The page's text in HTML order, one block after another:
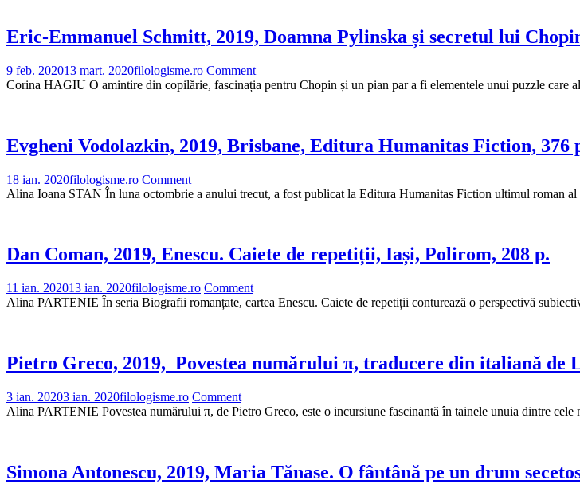
Eric-Emmanuel Schmitt, 2019, Doamna Pylinska și secretul lui
9 feb. 202013 mart. 2020filologisme.ro Comment
Corina HAGIU O amintire din copilărie, fascinația pentru Chopin și un pian par a fi elementele unui puzzle care
Evgheni Vodolazkin, 2019, Brisbane, Editura Humanitas Fiction, 376
18 ian. 2020filologisme.ro Comment
Alina Ioana STAN În luna octombrie a anului trecut, a fost publicat la Editura Humanitas Fiction ultimul roman
Dan Coman, 2019, Enescu. Caiete de repetiții, Iași, Polirom, 208 p.
11 ian. 202013 ian. 2020filologisme.ro Comment
Alina PARTENIE În seria Biografii romanțate, cartea Enescu. Caiete de repetiții conturează o perspectivă
Pietro Greco, 2019, Povestea numărului π, traducere din italiană de
3 ian. 20203 ian. 2020filologisme.ro Comment
Alina PARTENIE Povestea numărului π, de Pietro Greco, este o incursiune fascinantă în tainele unuia dintre cele
Simona Antonescu, 2019, Maria Tănase. O fântână pe un drum